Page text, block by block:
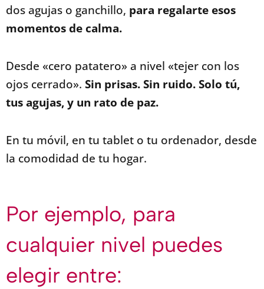
dos agujas o ganchillo, para regalarte esos
momentos de calma.
Desde «cero patatero» a nivel «tejer con los
ojos cerrado». Sin prisas. Sin ruido. Solo tú,
tus agujas, y un rato de paz.
En tu móvil, en tu tablet o tu ordenador, desde
la comodidad de tu hogar.
Por ejemplo, para
cualquier nivel puedes
elegir entre: